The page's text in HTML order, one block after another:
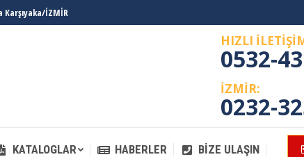
Karşıyaka/İZMİR
HIZLI
0532-
İZMİR:
0232-
KATALOGLAR HABERLER BIZE ULAŞIN
KATALOGLAR HABERLER BIZE ULAŞIN